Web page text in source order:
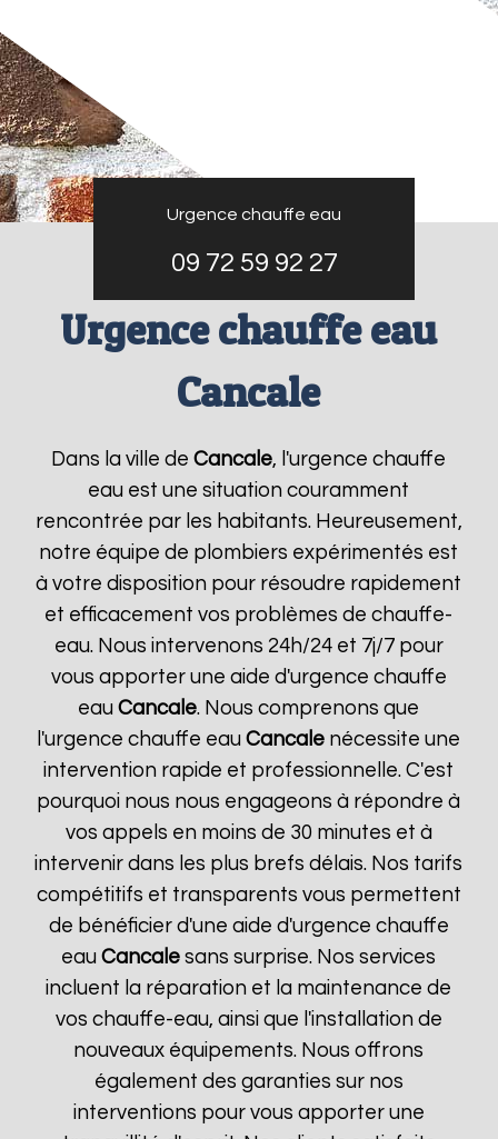
Urgence chauffe eau
09 72 59 92 27
Urgence chauffe eau
Cancale
Dans la ville deCancale, l'urgence chauffe
eau est une situation couramment
rencontrée par les habitants. Heureusement,
notre équipe de plombiers expérimentés est
à votre disposition pour résoudre rapidement
et efficacement vos problèmes de chauffe-
eau. Nous intervenons 24h/24 et 7j/7 pour
vous apporter une aide d'urgence chauffe
eauCancale. Nous comprenons que
l'urgence chauffe eauCancale nécessite une
intervention rapide et professionnelle. C'est
pourquoi nous nous engageons à répondre à
vos appels en moins de 30 minutes et à
intervenir dans les plus brefs délais. Nos tarifs
compétitifs et transparents vous permettent
de bénéficier d'une aide d'urgence chauffe
eauCancale sans surprise. Nos services
incluent la réparation et la maintenance de
vos chauffe-eau, ainsi que l'installation de
nouveaux équipements. Nous offrons
également des garanties sur nos
interventions pour vous apporter une